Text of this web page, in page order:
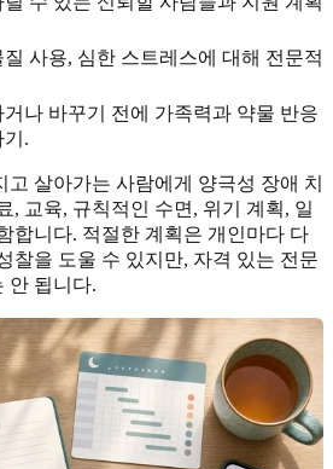
사용, 심한 스트레스에 대해 전문적
나 바꾸기 전에 가족력과 약물 반응
기.
살아가는 사람에게 양극성 장애 치
, 교육, 규칙적인 수면, 위기 계획, 일
합니다. 적절한 계획은 개인마다 다
찰을 도울 수 있지만, 자격 있는 전문
안 됩니다.